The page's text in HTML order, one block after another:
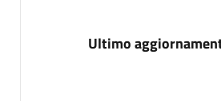
Ultimo